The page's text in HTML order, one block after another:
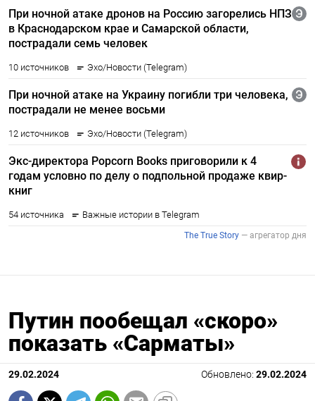
Путин пообещал «скоро»
показать «Сарматы»
29.02.2024 Обновлено: 29.02.2024